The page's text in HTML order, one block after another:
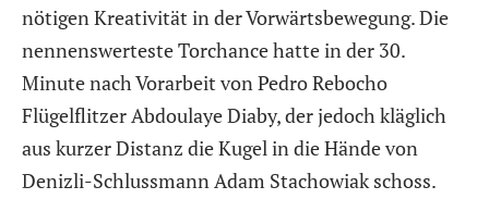
nötigen Kreativität in der Vorwärtsbewegung. Die
nennenswerteste Torchance hatte in der 30.
Minute nach Vorarbeit von Pedro Rebocho
Flügelflitzer Abdoulaye Diaby, der jedoch kläglich
aus kurzer Distanz die Kugel in die Hände von
Denizli-Schlussmann Adam Stachowiak schoss.